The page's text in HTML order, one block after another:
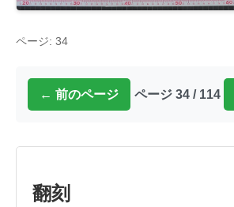
ページ: 34
← 前のページ ページ 34 / 114
翻刻